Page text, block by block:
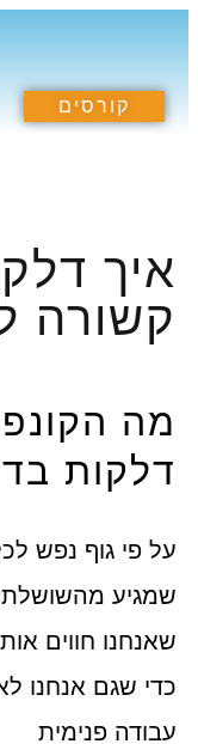
קורסים
איך
קשורה
מה
דלקות
על פי גוף נפש
שמגיע מהשושלת,
שאנחנו חווים
כדי שגם אנחנו
עבודה פנימית